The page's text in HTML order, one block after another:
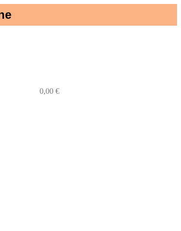
0,00 €